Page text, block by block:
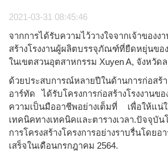
2021-03-31 08:45:46
จากการได้รับความไว้วางใจจากเจ้าของ
สร้างโรงงานผู้ผลิตบรรจุภัณฑ์ที่ยืดหยุ่น
ในเขตสวนอุตสาหกรรม Xuyen A, จังหวัด
ด้วยประสบการณ์หลายปีในด้านการก่อสร้า
อาร์ทัด ได้รับโครงการก่อสร้างโรงงา
ความเป็นมืออาชีพอย่างเต็มที่ เพื่อให้แน่
เทคนิคทางเทคนิคและตารางเวลา.ปัจจุบัน
การโครงสร้างโครงการอย่างราบรื่นโดย
เสร็จในเดือนกรกฎาคม 2564.